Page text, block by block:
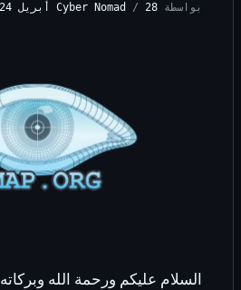
بواسطة Cyber Nomad /28 أبريل 2024
السلام عليكم ورحمة الله وبركاته